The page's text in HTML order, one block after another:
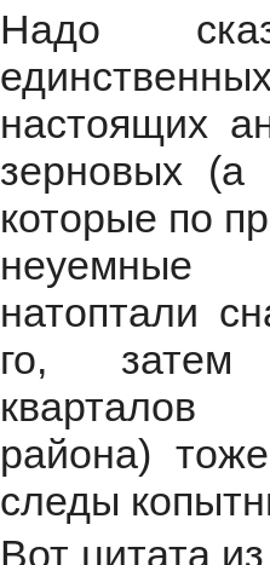
Надо
настоящих
зерновых
которые по
натоптали
го, затем
кварталов
района)
следы
Вот цитата